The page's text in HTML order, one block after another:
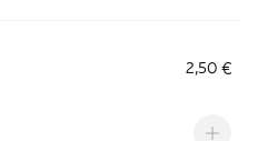
2,50 €